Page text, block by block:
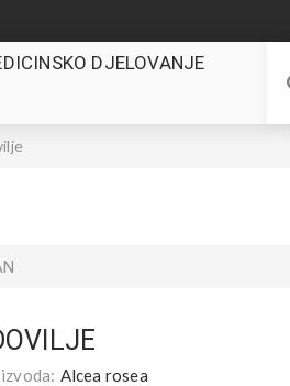
DJELOVANJE
Alcea rosea